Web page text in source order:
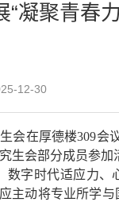
凝聚青春
12-30
会在厚德楼309会
生会部分成员参加
字时代适应力、
主动将专业所学